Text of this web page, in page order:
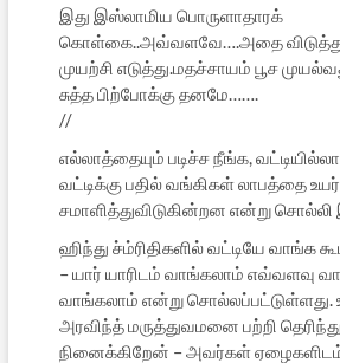
இது இஸ்லாமிய பொருளாதாரக்
கொள்கை..அவ்வளவே….அதை
முயற்சி எடுத்து.மதச்சாயம் பூச
சுத்த பிற்போக்கு தனமே…….
//
எல்லாத்தையும் படிச்ச நீங்க,
வட்டிக்கு பதில் வங்கிகள் லாபத்தை
சமாளித்துவிடுகின்றன என்று சொல்லி
ஹிந்து ச்ம்ரிதிகளில் வட்டியே வாங்க
– யார் யாரிடம் வாங்கலாம் எவ்வளவு
வாங்கலாம் என்று சொல்லப்பட்டுள்ளது.
அரவிந்த் மருத்துவமனை பற்றி
நினைக்கிறேன் – அவர்கள்